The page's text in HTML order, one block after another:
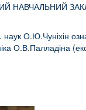
НАВЧАЛЬНИЙ
наук О.Ю.Чуніхін
О.В.Палладіна